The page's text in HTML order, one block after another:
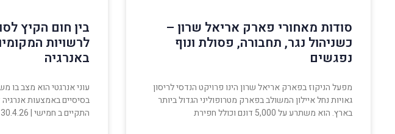
סודות מאחורי פארק אריאל שרון –
כשניהול נגר, תחבורה, פסולת ונוף
נפגשים
מפעל הניקוז בפארק אריאל שרון הינו פרויקט הנדסי לריסון
גאויות נחל איילון המשולב בפארק מטרופוליני הגדול ביותר
בארץ. הוא משתרע על 5,000 דונם וכולל חפירת
בין חום הקיץ
לרשויות
באנרגיה
עוני אנרגטי הוא מצב בו
בסיסיים באמצעות אנרגיה
התקיים ב חמישי | 30.4.26 |